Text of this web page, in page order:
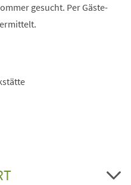
gesucht. Per Gäste-